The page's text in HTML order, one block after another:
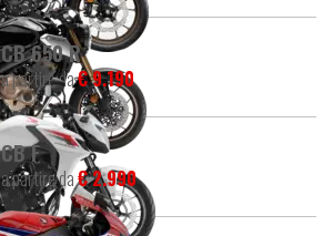
CB 650 R
a partire da€ 9.190
CB F
a partire da€ 2.990